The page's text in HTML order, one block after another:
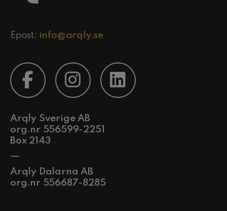
Epost: info@arqly.se
Arqly Sverige AB
org.nr 556599-2251
Box 2143
—
Arqly Dalarna AB
org.nr 556687-8285